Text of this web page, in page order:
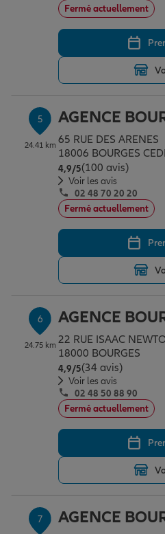
Fermé actuellement
5
24.41 km
AGENCE
65 RUE DES ARENES
18006 BOURGES
4,9/5Note de 4.9 sur 5
(100 avis)
Voir les avis
02 48 70 20 20
Fermé actuellement
6
24.75 km
AGENCE
22 RUE ISAAC
18000 BOURGES
4,9/5Note de 4.9 sur 5
(34 avis)
Voir les avis
02 48 50 88 90
Fermé actuellement
7 AGENCE